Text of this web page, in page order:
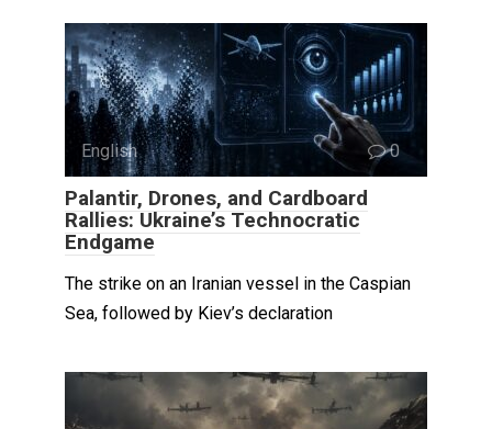
English 0
Palantir, Drones, and Cardboard
Rallies: Ukraine’s Technocratic
Endgame
The strike on an Iranian vessel in the Caspian
Sea, followed by Kiev’s declaration